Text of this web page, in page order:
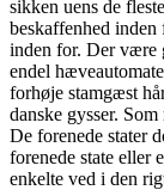
sikken uens de
beskaffenhed
inden for. Der være
endel
forhøje stamgæst
danske gysser.
De forenede stater
forenede state eller
enkelte ved i den